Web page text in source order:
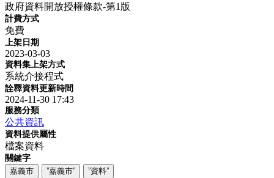
政府資料開放授權條款-第1版
計費方式
免費
上架日期
2023-03-03
資料集上架方式
系統介接程式
詮釋資料更新時間
2024-11-30 17:43
服務分類
公共資訊
資料提供屬性
檔案資料
關鍵字
嘉義市
”嘉義市”
”資料”